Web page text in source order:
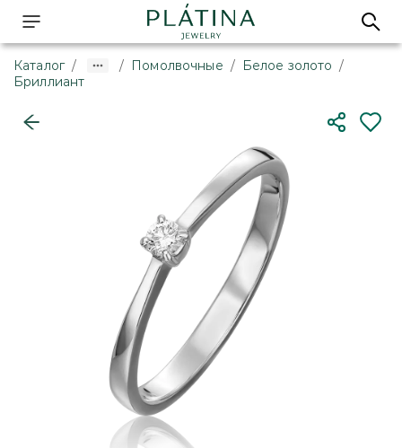
Каталог / / Помолвочные / Белое золото /
Бриллиант